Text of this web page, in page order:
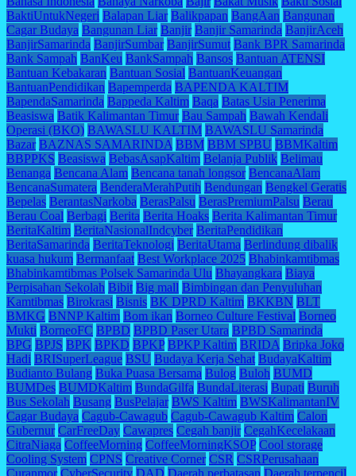
BaktiUntukNegeri Balapan Liar Balikpapan BangAan Bangunan
Cagar Budaya Bangunan Liar Banjir Banjir Samarinda BanjirAceh
BanjirSamarinda BanjirSumbar BanjirSumut Bank BPR Samarinda
Bank Sampah BanKeu BankSampah Bansos Bantuan ATENSI
Bantuan Kebakaran Bantuan Sosial BantuanKeuangan
BantuanPendidikan Bapemperda BAPENDA KALTIM
BapendaSamarinda Bappeda Kaltim Baqa Batas Usia Penerima
Beasiswa Batik Kalimantan Timur Bau Sampah Bawah Kendali
Operasi (BKO) BAWASLU KALTIM BAWASLU Samarinda
Bazar BAZNAS SAMARINDA BBM BBM SPBU BBMKaltim
BBPPKS Beasiswa BebasAsapKaltim Belanja Publik Belimau
Benanga Bencana Alam Bencana tanah longsor BencanaAlam
BencanaSumatera BenderaMerahPutih Bendungan Bengkel Geratis
Bepelas BerantasNarkoba BerasPalsu BerasPremiumPalsu Berau
Berau Coal Berbagi Berita Berita Hoaks Berita Kalimantan Timur
BeritaKaltim BeritaNasionalIndcyber BeritaPendidikan
BeritaSamarinda BeritaTeknologi BeritaUtama Berlindung dibalik
kuasa hukum Bermanfaat Best Workplace 2025 Bhabinkamtibmas
Bhabinkamtibmas Polsek Samarinda Ulu Bhayangkara Biaya
Perpisahan Sekolah Bibit Big mall Bimbingan dan Penyuluhan
Kamtibmas Birokrasi Bisnis BK DPRD Kaltim BKKBN BLT
BMKG BNNP Kaltim Bom ikan Borneo Culture Festival Borneo
Mukti BorneoFC BPBD BPBD Paser Utara BPBD Samarinda
BPG BPJS BPK BPKD BPKP BPKP Kaltim BRIDA Bripka Joko
Hadi BRISuperLeague BSU Budaya Kerja Sehat BudayaKaltim
Budianto Bulang Buka Puasa Bersama Bulog Buloh BUMD
BUMDes BUMDKaltim BundaGilfa BundaLiterasi Bupati Buruh
Bus Sekolah Busang BusPelajar BWS Kaltim BWSKalimantanIV
Cagar Budaya Cagub-Cawagub Cagub-Cawagub Kaltim Calon
Gubernur CarFreeDay Cawapres Cegah banjir CegahKecelakaan
CitraNiaga CoffeeMorning CoffeeMorningKSOP Cool storage
Cooling System CPNS Creative Corner CSR CSRPerusahaan
Curanmor CyberSecurity DAD Daerah perbatasan Daerah terpencil